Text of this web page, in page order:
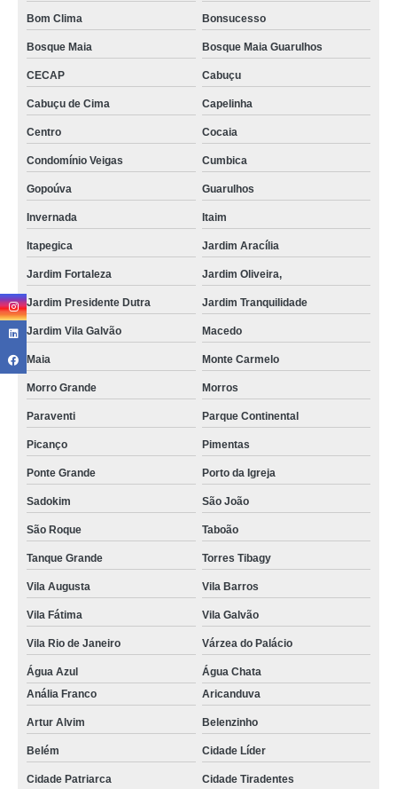
Bom Clima Bonsucesso
Bosque Maia Bosque Maia Guarulhos
CECAP Cabuçu
Cabuçu de Cima Capelinha
Centro Cocaia
Condomínio Veigas Cumbica
Gopoúva Guarulhos
Invernada Itaim
Itapegica Jardim Aracília
Jardim Fortaleza Jardim Oliveira,
Jardim Presidente Dutra Jardim Tranquilidade
Jardim Vila Galvão Macedo
Maia Monte Carmelo
Morro Grande Morros
Paraventi Parque Continental
Picanço Pimentas
Ponte Grande Porto da Igreja
Sadokim São João
São Roque Taboão
Tanque Grande Torres Tibagy
Vila Augusta Vila Barros
Vila Fátima Vila Galvão
Vila Rio de Janeiro Várzea do Palácio
Água Azul
Água Chata
Anália Franco
Aricanduva
Artur Alvim Belenzinho
Belém Cidade Líder
Cidade Patriarca Cidade Tiradentes